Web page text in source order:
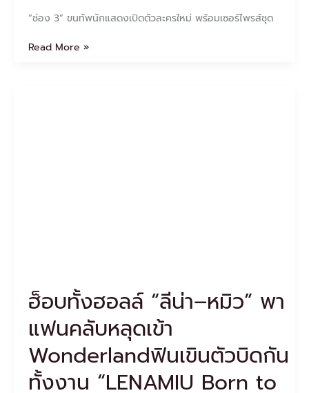
“ช่อง 3” ขนทัพนักแสดงเปิดตัวละครใหม่ พร้อมเซอร์ไพรส์ชุด
ช่อง
มี
Read More »
ฮ็อบทั้งฮอลล์ “ลีน่า–หมิว” พา
แฟนคลับหลุดเข้า
Wonderlandฟินเขินตัวบิดกัน
ทั้งงาน “LENAMIU Born to
ตัว
บิด
กัน
ทั้ง
งาน
“LENAMIU
Born